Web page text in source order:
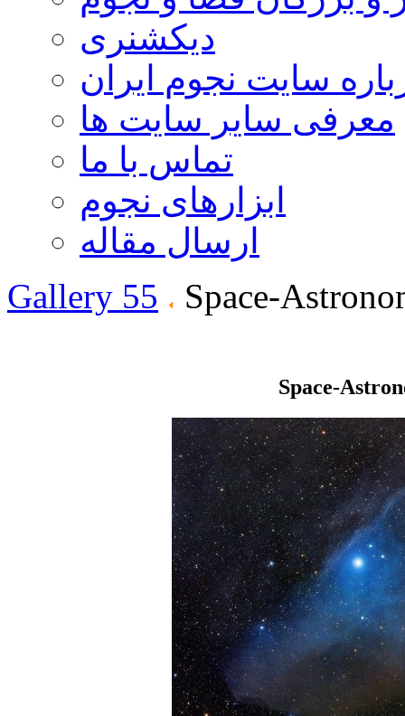
دیکشنری
سایت نجوم ایران
معرفی سایر سایت ها
تماس با ما
ابزارهای نجوم
ارسال مقاله
Gallery 55
Space-
Space-